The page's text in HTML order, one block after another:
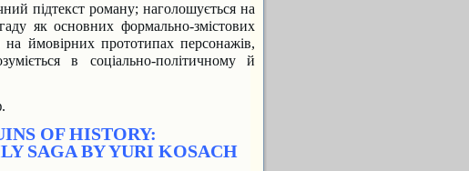
підтекст роману; наголошується на
ду як основних формально-змістових
на ймовірних прототипах персонажів,
в соціально-політичному й
OF HISTORY:
SAGA BY YURI KOSACH